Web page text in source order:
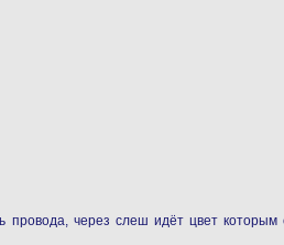
через слеш идёт цвет которым